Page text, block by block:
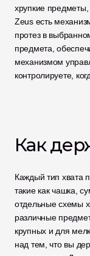
хрупкие предметы,
Zeus есть
протез в
предмета,
механизмом
контролируете,
Как
Каждый тип хвата
такие как чашка,
отдельные схемы
различные
крупных и для
над тем, что вы